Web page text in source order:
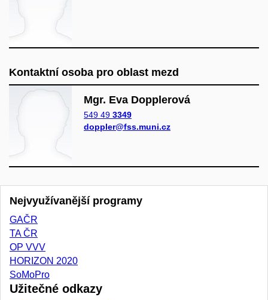
Kontaktní osoba pro oblast mezd
Mgr. Eva Dopplerová
549 49 3349
doppler@fss.muni.cz
Nejvyužívanější programy
GAČR
TA ČR
OP VVV
HORIZON 2020
SoMoPro
Užitečné odkazy